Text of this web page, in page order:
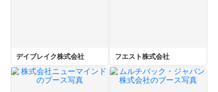
デイブレイク株式会社 フエスト株式会社